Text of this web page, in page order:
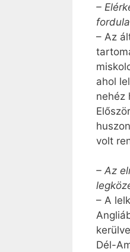
–
– Az
ahol
nehéz
volt
– Az
– A
Dél-